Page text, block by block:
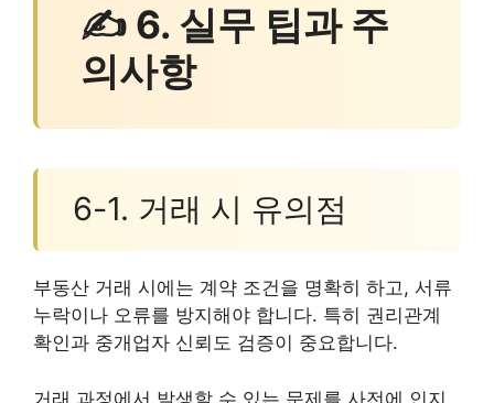
✍ 6. 실무 팁과 주
의사항
6-1. 거래 시 유의점
부동산 거래 시에는 계약 조건을 명확히 하고, 서류
누락이나 오류를 방지해야 합니다. 특히 권리관계
확인과 중개업자 신뢰도 검증이 중요합니다.
거래 과정에서 발생할 수 있는 문제를 사전에 인지